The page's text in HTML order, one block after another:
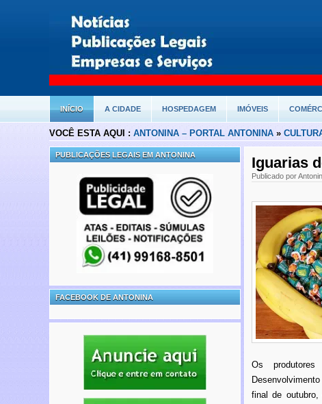
INÍCIO A CIDADE HOSPEDAGEM IMÓVEIS
VOCÊ ESTA AQUI : ANTONINA – PORTAL ANTONINA »
PUBLICAÇÕES LEGAIS EM ANTONINA
FACEBOOK DE ANTONINA
Iguarias
Publicado por
Os
final de